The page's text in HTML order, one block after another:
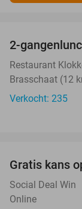
2-
Restaurant
Brasschaat (12
Verkocht: 235
Gratis kans
Social Deal Win
Online